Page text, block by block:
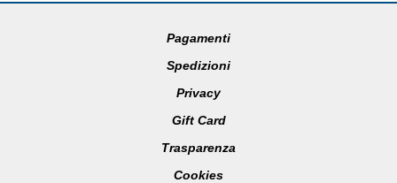
Pagamenti
Spedizioni
Privacy
Gift Card
Trasparenza
Cookies